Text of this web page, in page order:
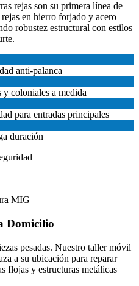
rejas son su primera línea de
en hierro forjado y acero
robustez estructural con estilos
anti-palanca
y coloniales a medida
para entradas principales
duración
MIG
Domicilio
pesadas. Nuestro taller móvil
a su ubicación para reparar
flojas y estructuras metálicas